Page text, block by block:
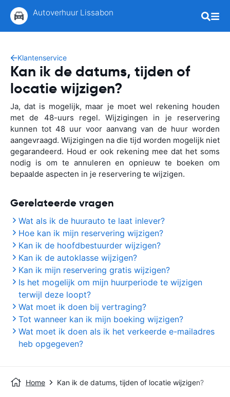
Autoverhuur Lissabon
Klantenservice
Kan ik de datums, tijden of
locatie wijzigen?
Ja, dat is mogelijk, maar je moet wel rekening houden
met de 48-uurs regel. Wijzigingen in je reservering
kunnen tot 48 uur voor aanvang van de huur worden
aangevraagd. Wijzigingen na die tijd worden mogelijk niet
gegarandeerd. Houd er ook rekening mee dat het soms
nodig is om te annuleren en opnieuw te boeken om
bepaalde aspecten in je reservering te wijzigen.
Gerelateerde vragen
Wat als ik de huurauto te laat inlever?
Hoe kan ik mijn reservering wijzigen?
Kan ik de hoofdbestuurder wijzigen?
Kan ik de autoklasse wijzigen?
Kan ik mijn reservering gratis wijzigen?
Is het mogelijk om mijn huurperiode te wijzigen
terwijl deze loopt?
Wat moet ik doen bij vertraging?
Tot wanneer kan ik mijn boeking wijzigen?
Wat moet ik doen als ik het verkeerde e-mailadres
heb opgegeven?
Home Kan ik de datums, tijden of locatie wijzigen?